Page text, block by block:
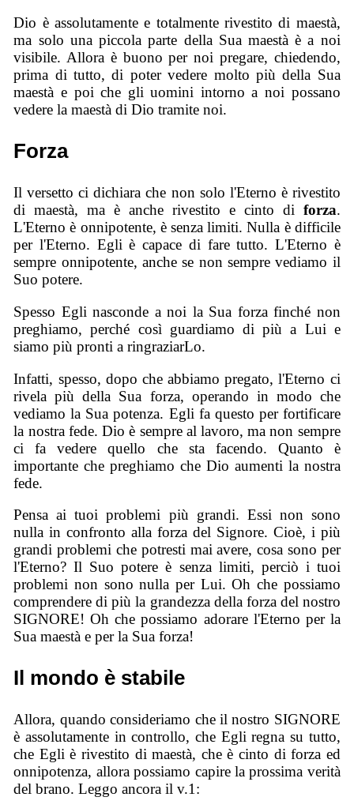
Dio è assolutamente e totalmente rivestito di maestà,
ma solo una piccola parte della Sua maestà è a noi
visibile. Allora è buono per noi pregare, chiedendo,
prima di tutto, di poter vedere molto più della Sua
maestà e poi che gli uomini intorno a noi possano
vedere la maestà di Dio tramite noi.
Forza
Il versetto ci dichiara che non solo l'Eterno è rivestito
di maestà, ma è anche rivestito e cinto di forza.
L'Eterno è onnipotente, è senza limiti. Nulla è difficile
per l'Eterno. Egli è capace di fare tutto. L'Eterno è
sempre onnipotente, anche se non sempre vediamo il
Suo potere.
Spesso Egli nasconde a noi la Sua forza finché non
preghiamo, perché così guardiamo di più a Lui e
siamo più pronti a ringraziarLo.
Infatti, spesso, dopo che abbiamo pregato, l'Eterno ci
rivela più della Sua forza, operando in modo che
vediamo la Sua potenza. Egli fa questo per fortificare
la nostra fede. Dio è sempre al lavoro, ma non sempre
ci fa vedere quello che sta facendo. Quanto è
importante che preghiamo che Dio aumenti la nostra
fede.
Pensa ai tuoi problemi più grandi. Essi non sono
nulla in confronto alla forza del Signore. Cioè, i più
grandi problemi che potresti mai avere, cosa sono per
l'Eterno? Il Suo potere è senza limiti, perciò i tuoi
problemi non sono nulla per Lui. Oh che possiamo
comprendere di più la grandezza della forza del nostro
SIGNORE! Oh che possiamo adorare l'Eterno per la
Sua maestà e per la Sua forza!
Il mondo è stabile
Allora, quando consideriamo che il nostro SIGNORE
è assolutamente in controllo, che Egli regna su tutto,
che Egli è rivestito di maestà, che è cinto di forza ed
onnipotenza, allora possiamo capire la prossima verità
del brano. Leggo ancora il v.1: